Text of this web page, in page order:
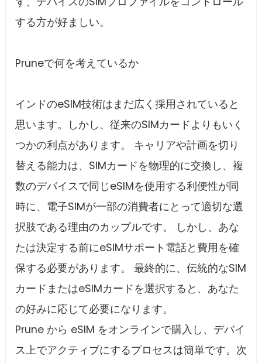
する方が好ましい。
Pruneで何を考えているか
インドのeSIM技術はまだ広く採用されていると
思います。しかし、従来のSIMカードよりもいく
つかの利点があります。 キャリアや計画を切り
替える能力は、SIMカードを物理的に交換し、複
数のデバイスで同じeSIMを使用する利便性が同
時に、電子SIMが一部の消費者にとって適切な選
択肢である理由のカップルです。 しかし、あな
たは決定する前にeSIMサポート電話と費用を確
保する必要があります。 最終的に、伝統的なSIM
カードまたはeSIMカードを選択すると、あなた
の好みに応じて必要になります。
Prune から eSIM をオンラインで購入し、デバイ
ス上でアクティブにするプロセスは簡単です。次